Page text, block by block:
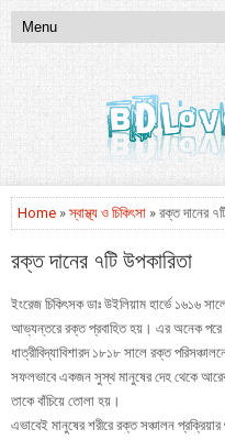
Home »স্বাস্থ্য ও চিকিৎসা » রক্ত দানের
রক্ত দানের ৭টি উপকারিতা
ইংরেজ চিকিৎসক ডাঃ উইলিয়াম হার্ভে ১৬১৬
আভ্যন্তরে রক্ত প্রবাহিত হয়। এর অনেক পরে
ধাত্রীবিদ্যাবিশারদ ১৮১৮ সালে রক্ত
সফলভাবে একজন সুস্থ মানুষের দেহ থেকে
তাকে বাঁচিয়ে তোলা হয়।
এভাবেই মানুষের শরীরে রক্ত সঞ্চালন